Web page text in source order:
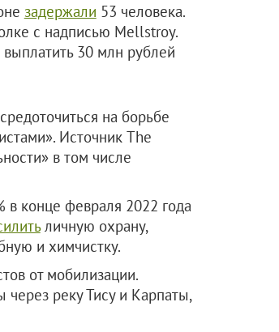
задержали 53 человека.
с надписью Mellstroy.
30 млн рублей
на борьбе
Источник The
в том числе
конце февраля 2022 года
личную охрану,
и химчистку.
от мобилизации.
реку Тису и Карпаты,